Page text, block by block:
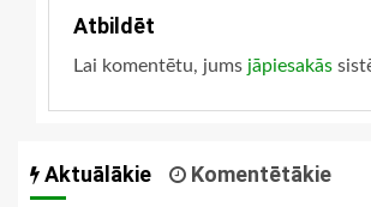
Atbildēt
Lai komentētu, jums jāpiesakās
Aktuālākie Komentētākie